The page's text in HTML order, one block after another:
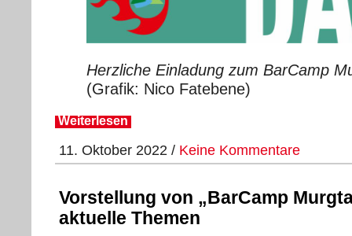
Herzliche Einladung zum BarCamp
(Grafik: Nico Fatebene)
Weiterlesen
11. Oktober 2022 / Keine Kommentare
Vorstellung von „BarCamp
aktuelle Themen